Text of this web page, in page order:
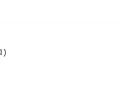
)
資産1,000万円越え投資